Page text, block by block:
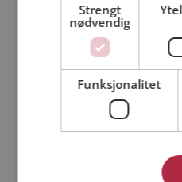
Jeg er en:
Strengt
nødvendig
Funksjonalitet